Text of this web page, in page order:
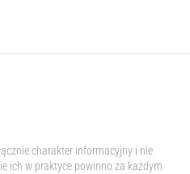
charakter informacyjny i nie
ich w praktyce powinno za każdym